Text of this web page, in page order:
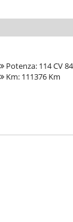
Potenza: 114 CV
Km: 111376 Km